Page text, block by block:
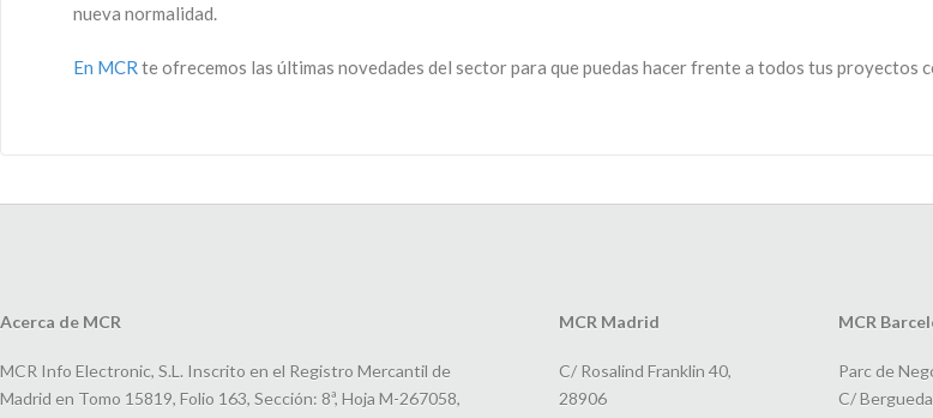
nueva normalidad.
En MCR te ofrecemos las últimas novedades del sector para que puedas hacer frente a todos tus proyectos
Acerca de MCR
MCR Info Electronic, S.L. Inscrito en el Registro Mercantil de
Madrid en Tomo 15819, Folio 163, Sección: 8ª, Hoja M-267058,
MCR Madrid
C/ Rosalind Franklin 40,
28906
MCR
Parc de
C/